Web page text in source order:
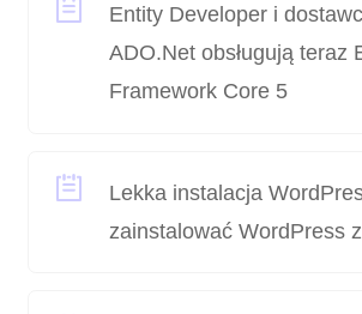
Entity Developer i
ADO.Net obsługują teraz
Framework Core 5
Lekka instalacja
zainstalować WordPress